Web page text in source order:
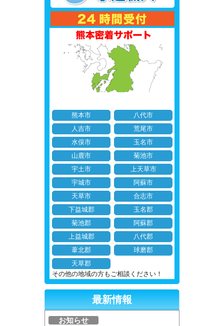
熊本市
八代市
人吉市
荒尾市
水俣市
玉名市
山鹿市
菊池市
宇土市
上天草市
宇城市
阿蘇市
天草市
合志市
下益城郡
玉名郡
菊池郡
阿蘇郡
上益城郡
八代郡
葦北郡
球磨郡
天草郡
その他の地域の方もご相談ください！
最新情報
お知らせ